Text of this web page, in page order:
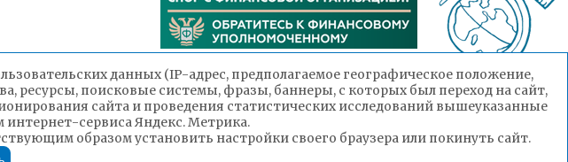
данных (IP-адрес, предполагаемое географическое положение,
ресурсы, поисковые системы, фразы, баннеры, с которых был переход на сайт,
сайта и проведения статистических исследований вышеуказанные
сервиса Яндекс. Метрика.
образом установить настройки своего браузера или покинуть сайт.